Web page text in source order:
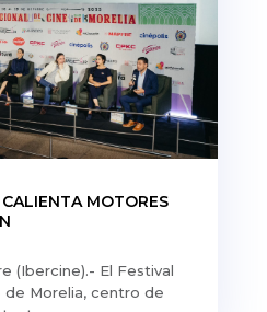
MOTORES
(Ibercine).- El Festival
de Morelia, centro de